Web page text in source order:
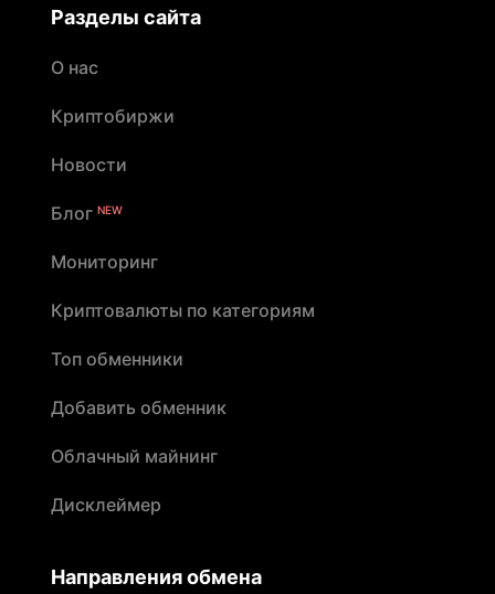
Разделы сайта
О нас
Криптобиржи
Новости
Блог NEW
Мониторинг
Криптовалюты по категориям
Топ обменники
Добавить обменник
Облачный майнинг
Дисклеймер
Направления обмена